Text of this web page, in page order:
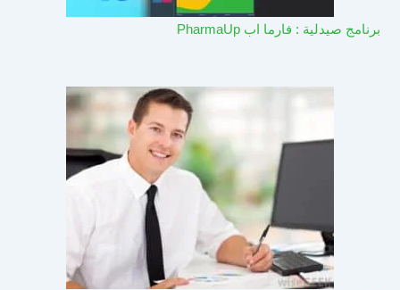
برنامج صيدلية : فارما اب PharmaUp​